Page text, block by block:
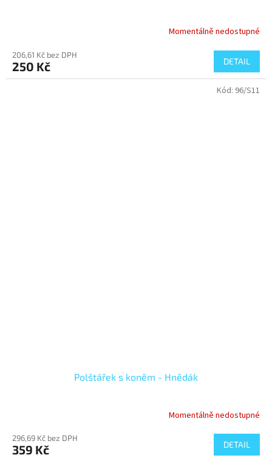
produktu
je
5,0
Momentálně nedostupné
206,61 Kč bez DPH
250 Kč DETAIL
Polštářek s koněm - Hnědák
Momentálně nedostupné
296,69 Kč bez DPH
359 Kč DETAIL
Kód: 96/S11